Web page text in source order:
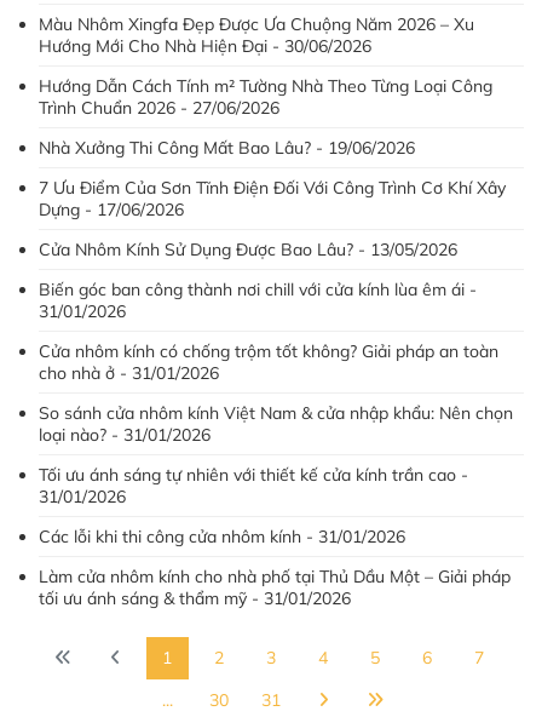
Màu Nhôm Xingfa Đẹp Được Ưa Chuộng Năm 2026 – Xu
Hướng Mới Cho Nhà Hiện Đại - 30/06/2026
Hướng Dẫn Cách Tính m² Tường Nhà Theo Từng Loại Công
Trình Chuẩn 2026 - 27/06/2026
Nhà Xưởng Thi Công Mất Bao Lâu? - 19/06/2026
7 Ưu Điểm Của Sơn Tĩnh Điện Đối Với Công Trình Cơ Khí Xây
Dựng - 17/06/2026
Cửa Nhôm Kính Sử Dụng Được Bao Lâu? - 13/05/2026
Biến góc ban công thành nơi chill với cửa kính lùa êm ái -
31/01/2026
Cửa nhôm kính có chống trộm tốt không? Giải pháp an toàn
cho nhà ở - 31/01/2026
So sánh cửa nhôm kính Việt Nam & cửa nhập khẩu: Nên chọn
loại nào? - 31/01/2026
Tối ưu ánh sáng tự nhiên với thiết kế cửa kính trần cao -
31/01/2026
Các lỗi khi thi công cửa nhôm kính - 31/01/2026
Làm cửa nhôm kính cho nhà phố tại Thủ Dầu Một – Giải pháp
tối ưu ánh sáng & thẩm mỹ - 31/01/2026
1 2 3 4 5 6
7
...
30 31